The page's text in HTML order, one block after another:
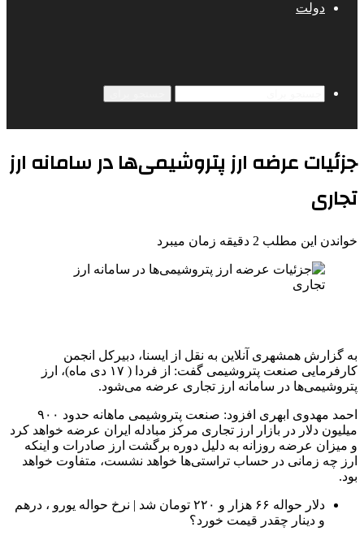
دولت
جزئیات عرضه ارز پتروشیمی‌ها در سامانه ارز
تجاری
خواندن این مطلب 2 دقیقه زمان میبرد
به گزارش همشهری آنلاین به نقل از ایسنا، دبیرکل انجمن
کارفرمایی صنعت پتروشیمی گفت: از فردا ( ۱۷ دی ماه)، ارز
پتروشیمی‌ها در سامانه ارز تجاری عرضه می‌شود.
احمد مهدوی ابهری افزود: صنعت پتروشیمی ماهانه حدود ۹۰۰
میلیون دلار در بازار ارز تجاری مرکز مبادله ایران عرضه خواهد کرد
و میزان عرضه روزانه به دلیل دوره برگشت ارز صادرات و اینکه
ارز چه زمانی در حساب تراستی‌ها خواهد نشست، متفاوت خواهد
بود.
دلار حواله ۶۶ هزار و ۲۲۰ تومان شد | نرخ حواله یورو ، درهم
و دینار چقدر قیمت خورد؟